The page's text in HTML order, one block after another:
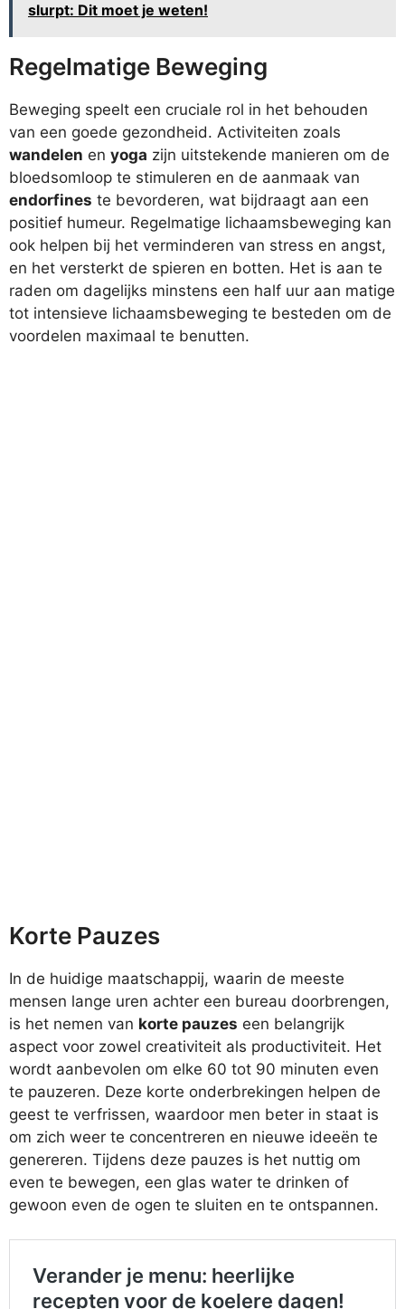
slurpt: Dit moet je weten!
Regelmatige Beweging
Beweging speelt een cruciale rol in het behouden
van een goede gezondheid. Activiteiten zoals
wandelen en yoga zijn uitstekende manieren om de
bloedsomloop te stimuleren en de aanmaak van
endorfines te bevorderen, wat bijdraagt aan een
positief humeur. Regelmatige lichaamsbeweging kan
ook helpen bij het verminderen van stress en angst,
en het versterkt de spieren en botten. Het is aan te
raden om dagelijks minstens een half uur aan matige
tot intensieve lichaamsbeweging te besteden om de
voordelen maximaal te benutten.
Korte Pauzes
In de huidige maatschappij, waarin de meeste
mensen lange uren achter een bureau doorbrengen,
is het nemen van korte pauzes een belangrijk
aspect voor zowel creativiteit als productiviteit. Het
wordt aanbevolen om elke 60 tot 90 minuten even
te pauzeren. Deze korte onderbrekingen helpen de
geest te verfrissen, waardoor men beter in staat is
om zich weer te concentreren en nieuwe ideeën te
genereren. Tijdens deze pauzes is het nuttig om
even te bewegen, een glas water te drinken of
gewoon even de ogen te sluiten en te ontspannen.